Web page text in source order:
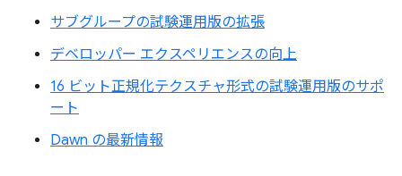
サブグループの試験運用版の拡張
デベロッパー エクスペリエンスの向上
16 ビット正規化テクスチャ形式の試験運用版のサポ
ート
Dawn の最新情報